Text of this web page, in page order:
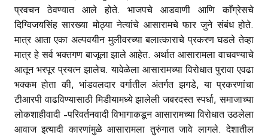
प्रवचन ठेवण्यात आले होते. भाजपचे आडवाणी आणि काँग्रेसचे
दिग्विजयसिंह सारख्या मोठ्या नेत्यांचे आसारामचे फार जुने संबंध होते.
मात्र आता एका अल्पवयीन मुलीवरच्या बलात्काराचे प्रकरण घडले तेव्हा
मात्र हे सर्व भक्तगण बाजूला झाले आहेत. अर्थात आसारामला वाचवण्याचे
आतून भरपूर प्रयत्न झालेच. यावेळेला आसारामच्या विरोधात पुरावा एवढा
भक्कम होता की, भांडवलदार वर्गातील अंतर्गत झगडे, या प्रकरणांचा
टीआरपी वाढविण्यासाठी मिडीयामध्ये झालेली जबरदस्त स्पर्धा, समाजाच्या
लोकशाहीवादी -परिवर्तनवादी विभागाकडून आसारामच्या विरोधात उठलेला
आवाज इत्यादी कारणांमुळे आसारामला तुरुंगात जावे लागले. देशातील